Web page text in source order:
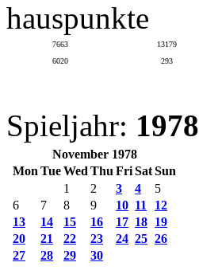
hauspunkte
7663 13179
6020
293
Spieljahr: 1978
November 1978
Mon TueWed Thu FriSatSun
1
2 3 4
5
6
7 8 9 10 11
12
13
14 15 16 17 18 19
20
21 22 23 24 25 26
27
28 29 30